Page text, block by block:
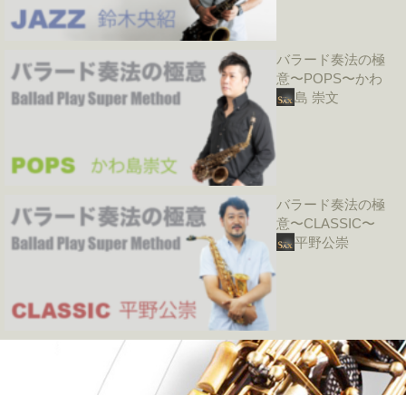
バラード奏法の極
意〜POPS〜かわ
島 崇文
バラード奏法の極
意〜CLASSIC〜
平野公崇